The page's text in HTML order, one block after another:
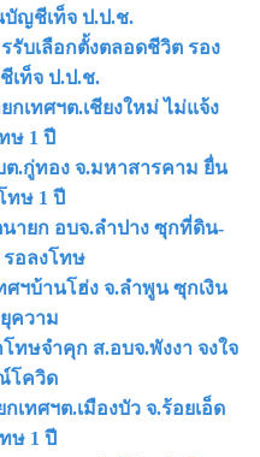
ญชีเท็จ ป.ป.ช.
บเลือกตั้งตลอดชีวิต รอง
เท็จ ป.ป.ช.
เทศฯต.เชียงใหม่ ไม่แจ้ง
ษ 1 ปี
ต.กู่ทอง จ.มหาสารคาม ยื่น
ทษ 1 ปี
ายก อบจ.ลำปาง ซุกที่ดิน-
รอลงโทษ
ฯบ้านโฮ่ง จ.ลําพูน ซุกเงิน
ความ
ทษจําคุก ส.อบจ.พังงา จงใจ
โควิด
เทศฯต.เมืองบัว จ.ร้อยเอ็ด
ษ 1 ปี